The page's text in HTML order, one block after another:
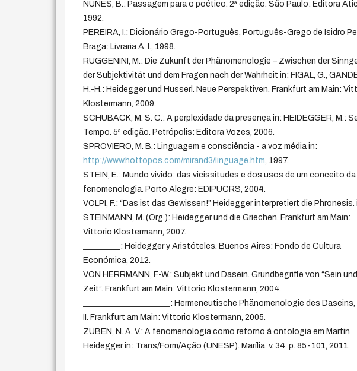
NUNES, B.: Passagem para o poético. 2ª edição. São Paulo: Editora
1992.
PEREIRA, I.: Dicionário Grego-Português, Português-Grego de Isidro
Braga: Livraria A. I., 1998.
RUGGENINI, M.: Die Zukunft der Phänomenologie – Zwischen der
der Subjektivität und dem Fragen nach der Wahrheit in: FIGAL, G.,
H.-H.: Heidegger und Husserl. Neue Perspektiven. Frankfurt am Main:
Klostermann, 2009.
SCHUBACK, M. S. C.: A perplexidade da presença in: HEIDEGGER, M.:
Tempo. 5ª edição. Petrópolis: Editora Vozes, 2006.
SPROVIERO, M. B.: Linguagem e consciência - a voz média in:
http://www.hottopos.com/mirand3/linguage.htm , 1997.
STEIN, E.: Mundo vivido: das vicissitudes e dos usos de um conceito da
fenomenologia. Porto Alegre: EDIPUCRS, 2004.
VOLPI, F.: “Das ist das Gewissen!” Heidegger interpretiert die Phronesis.
STEINMANN, M. (Org.): Heidegger und die Griechen. Frankfurt am Main:
Vittorio Klostermann, 2007.
_________: Heidegger y Aristóteles. Buenos Aires: Fondo de Cultura
Económica, 2012.
VON HERRMANN, F-W.: Subjekt und Dasein. Grundbegriffe von “Sein und
Zeit”. Frankfurt am Main: Vittorio Klostermann, 2004.
_____________________: Hermeneutische Phänomenologie des Daseins,
II. Frankfurt am Main: Vittorio Klostermann, 2005.
ZUBEN, N. A. V.: A fenomenologia como retorno à ontologia em Martin
Heidegger in: Trans/Form/Ação (UNESP). Marília. v. 34. p. 85-101, 2011.